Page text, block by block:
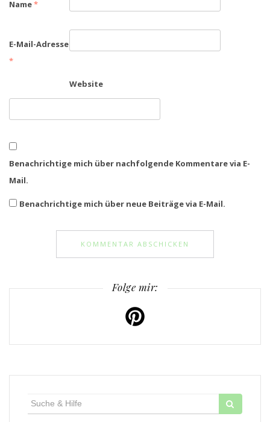
Name*
E-Mail-Adresse
*
Website
Benachrichtige mich über nachfolgende Kommentare via E-
Mail.
Benachrichtige mich über neue Beiträge via E-Mail.
Folge mir: